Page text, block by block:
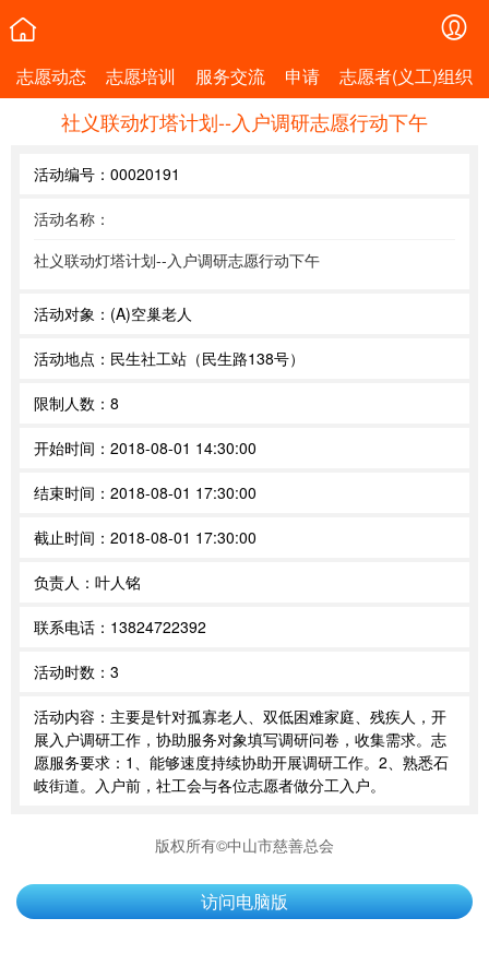
志愿动态 志愿培训 服务交流 申请 志愿者(义工)组织
社义联动灯塔计划--入户调研志愿行动下午
活动编号： 00020191
活动名称：
社义联动灯塔计划--入户调研志愿行动下午
活动对象： (A)空巢老人
活动地点： 民生社工站（民生路138号）
限制人数： 8
开始时间： 2018-08-01 14:30:00
结束时间： 2018-08-01 17:30:00
截止时间： 2018-08-01 17:30:00
负责人： 叶人铭
联系电话： 13824722392
活动时数： 3
活动内容： 主要是针对孤寡老人、双低困难家庭、残疾人，开
展入户调研工作，协助服务对象填写调研问卷，收集需求。志
愿服务要求：1、能够速度持续协助开展调研工作。2、熟悉石
岐街道。入户前，社工会与各位志愿者做分工入户。
版权所有©中山市慈善总会
访问电脑版